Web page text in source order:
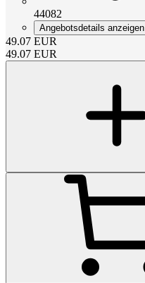
44082
Angebotsdetails anzeigen
49.07 EUR
49.07 EUR